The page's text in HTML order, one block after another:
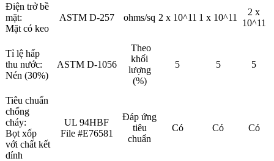
Điện trở bề
mặt:
Mặt có keo
ASTM D-257 ohms/sq 2 x 10^11 1 x 10^11
2 x
10^11
Tỉ lệ hấp
thu nước:
Nén (30%)
ASTM D-1056
Theo
khối
lượng
(%)
5 5 5
Tiêu chuẩn
chống
cháy:
Bọt xốp
với chất kết
dính
UL 94HBF
File #E76581
Đáp ứng
tiêu
chuẩn
Có Có Có